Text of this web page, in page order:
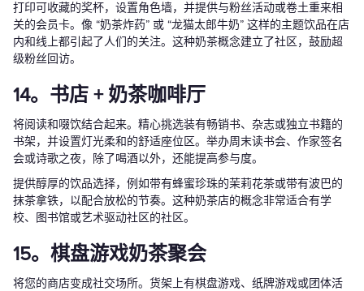
打印可收藏的奖杯，设置角色墙，并提供与粉丝活动或卷土重来相
关的会员卡。像 “奶茶炸药” 或 “龙猫太郎牛奶” 这样的主题饮品在店
内和线上都引起了人们的关注。这种奶茶概念建立了社区，鼓励超
级粉丝回访。
14。书店 + 奶茶咖啡厅
将阅读和啜饮结合起来。精心挑选装有畅销书、杂志或独立书籍的
书架，并设置灯光柔和的舒适座位区。举办周末读书会、作家签名
会或诗歌之夜，除了喝酒以外，还能提高参与度。
提供醇厚的饮品选择，例如带有蜂蜜珍珠的茉莉花茶或带有波巴的
抹茶拿铁，以配合放松的节奏。这种奶茶店的概念非常适合有学
校、图书馆或艺术驱动社区的社区。
15。棋盘游戏奶茶聚会
将您的商店变成社交场所。货架上有棋盘游戏、纸牌游戏或团体活